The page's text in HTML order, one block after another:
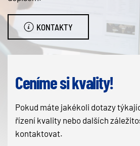
KONTAKTY
Ceníme si kvality!
Pokud máte jakékoli dotazy
řízení kvality nebo dalších
kontaktovat.